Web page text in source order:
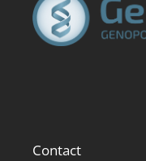
Contact